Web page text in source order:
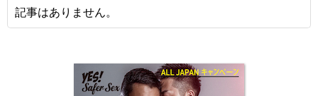
記事はありません。